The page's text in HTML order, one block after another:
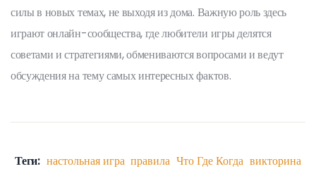
силы в новых темах, не выходя из дома. Важную роль здесь
играют онлайн-сообщества, где любители игры делятся
советами и стратегиями, обмениваются вопросами и ведут
обсуждения на тему самых интересных фактов.
Теги: настольная игра правила Что Где Когда викторина